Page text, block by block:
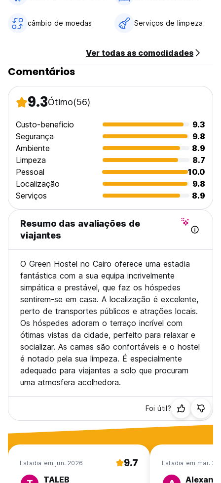
câmbio de moedas Serviços de limpeza
Ver todas as comodidades
Comentários
9.3Ótimo(56)
Custo-beneficio
9.3
Segurança
9.8
Ambiente
8.9
Limpeza
8.7
Pessoal
10.0
Localização
9.8
Serviços
8.9
Resumo das avaliações de
viajantes
O Green Hostel no Cairo oferece uma estadia
fantástica com a sua equipa incrivelmente
simpática e prestável, que faz os hóspedes
sentirem-se em casa. A localização é excelente,
perto de transportes públicos e atrações locais.
Os hóspedes adoram o terraço incrível com
ótimas vistas da cidade, perfeito para relaxar e
socializar. As camas são confortáveis e o hostel
é notado pela sua limpeza. É especialmente
adequado para viajantes a solo que procuram
uma atmosfera acolhedora.
Foi útil?
Estadia em jun. 2026 9.7
TALEB
Estadia em mar.